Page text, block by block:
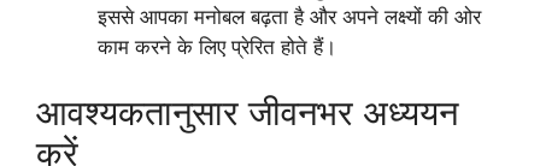
इससे आपका मनोबल बढ़ता है और अपने लक्ष्यों की ओर
काम करने के लिए प्रेरित होते हैं।
आवश्यकतानुसार जीवनभर अध्ययन
करें